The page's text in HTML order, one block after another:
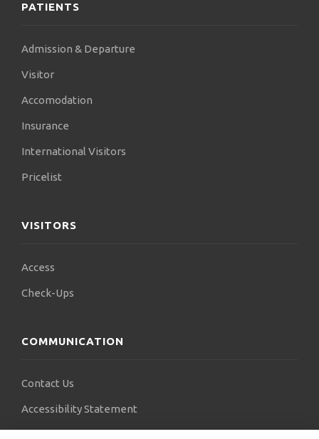
PATIENTS
Admission & Departure
Visitor
Accomodation
Insurance
International Visitors
Pricelist
VISITORS
Access
Check-Ups
COMMUNICATION
Contact Us
Accessibility Statement